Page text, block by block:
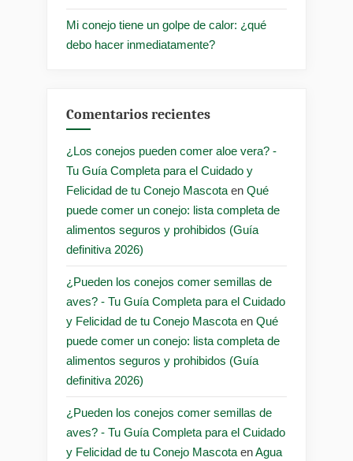
Mi conejo tiene un golpe de calor: ¿qué
debo hacer inmediatamente?
Comentarios recientes
¿Los conejos pueden comer aloe vera? -
Tu Guía Completa para el Cuidado y
Felicidad de tu Conejo Mascota en Qué
puede comer un conejo: lista completa de
alimentos seguros y prohibidos (Guía
definitiva 2026)
¿Pueden los conejos comer semillas de
aves? - Tu Guía Completa para el Cuidado
y Felicidad de tu Conejo Mascota en Qué
puede comer un conejo: lista completa de
alimentos seguros y prohibidos (Guía
definitiva 2026)
¿Pueden los conejos comer semillas de
aves? - Tu Guía Completa para el Cuidado
y Felicidad de tu Conejo Mascota enAgua